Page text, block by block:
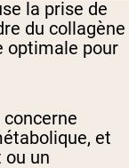
la prise de
du collagène
optimale pour
et
ou un